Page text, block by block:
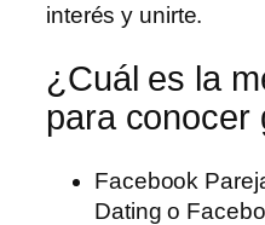
interés y unirte.
¿Cuál es la
para conocer
Facebook
Dating o